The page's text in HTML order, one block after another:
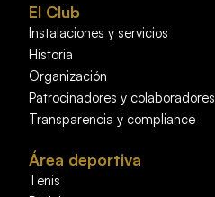
El Club
Instalaciones y servicios
Historia
Organización
Patrocinadores y colaboradores
Transparencia y compliance
Área deportiva
Tenis